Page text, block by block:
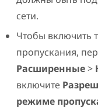
сети.
Чтобы включить
пропускания,
Расширенные>
включите
режиме